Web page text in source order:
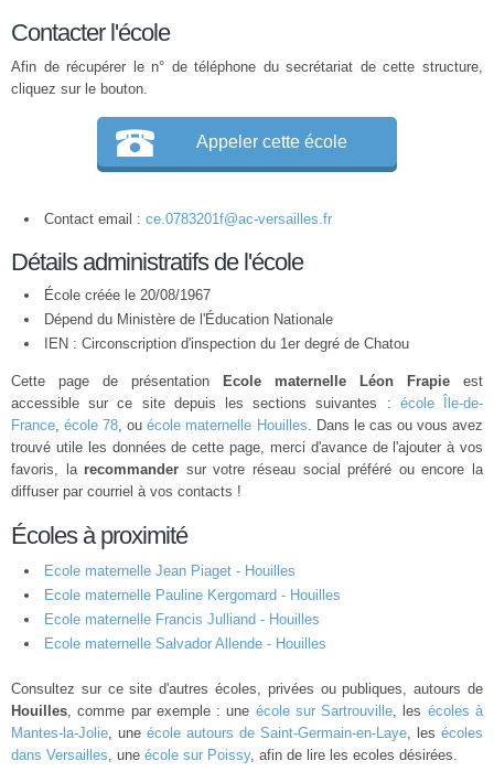
Contacter l'école
Afin de récupérer le n° de téléphone du secrétariat de cette structure,
cliquez sur le bouton.
Appeler cette école
Contact email : ce.0783201f@ac-versailles.fr
Détails administratifs de l'école
École créée le 20/08/1967
Dépend du Ministère de l'Éducation Nationale
IEN : Circonscription d'inspection du 1er degré de Chatou
Cette page de présentation Ecole maternelle Léon Frapie est
accessible sur ce site depuis les sections suivantes : école Île-de-
France,école 78, ouécole maternelle Houilles. Dans le cas ou vous avez
trouvé utile les données de cette page, merci d'avance de l'ajouter à vos
favoris, la recommander sur votre réseau social préféré ou encore la
diffuser par courriel à vos contacts !
Écoles à proximité
Ecole maternelle Jean Piaget - Houilles
Ecole maternelle Pauline Kergomard - Houilles
Ecole maternelle Francis Julliand - Houilles
Ecole maternelle Salvador Allende - Houilles
Consultez sur ce site d'autres écoles, privées ou publiques, autours de
Houilles, comme par exemple : une école sur Sartrouville, les écoles à
Mantes-la-Jolie, une école autours de Saint-Germain-en-Laye, les écoles
dans Versailles, une école sur Poissy, afin de lire les ecoles désirées.